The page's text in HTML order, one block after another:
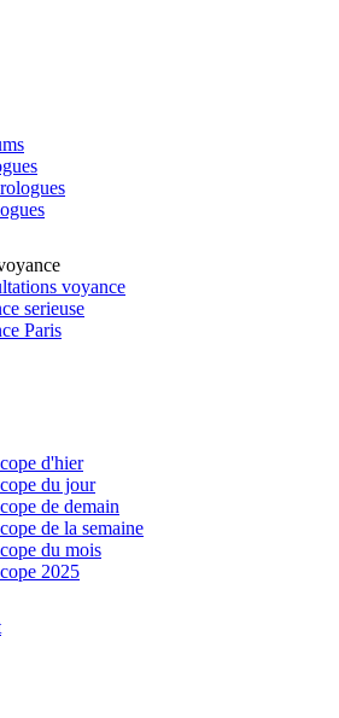
voyance
serieuse
Paris
d'hier
du jour
de demain
de la semaine
du mois
2025